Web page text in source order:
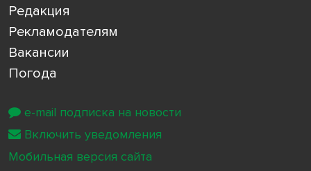
Редакция
Рекламодателям
Вакансии
Погода
e-mail подписка на новости
Включить уведомления
Мобильная версия сайта